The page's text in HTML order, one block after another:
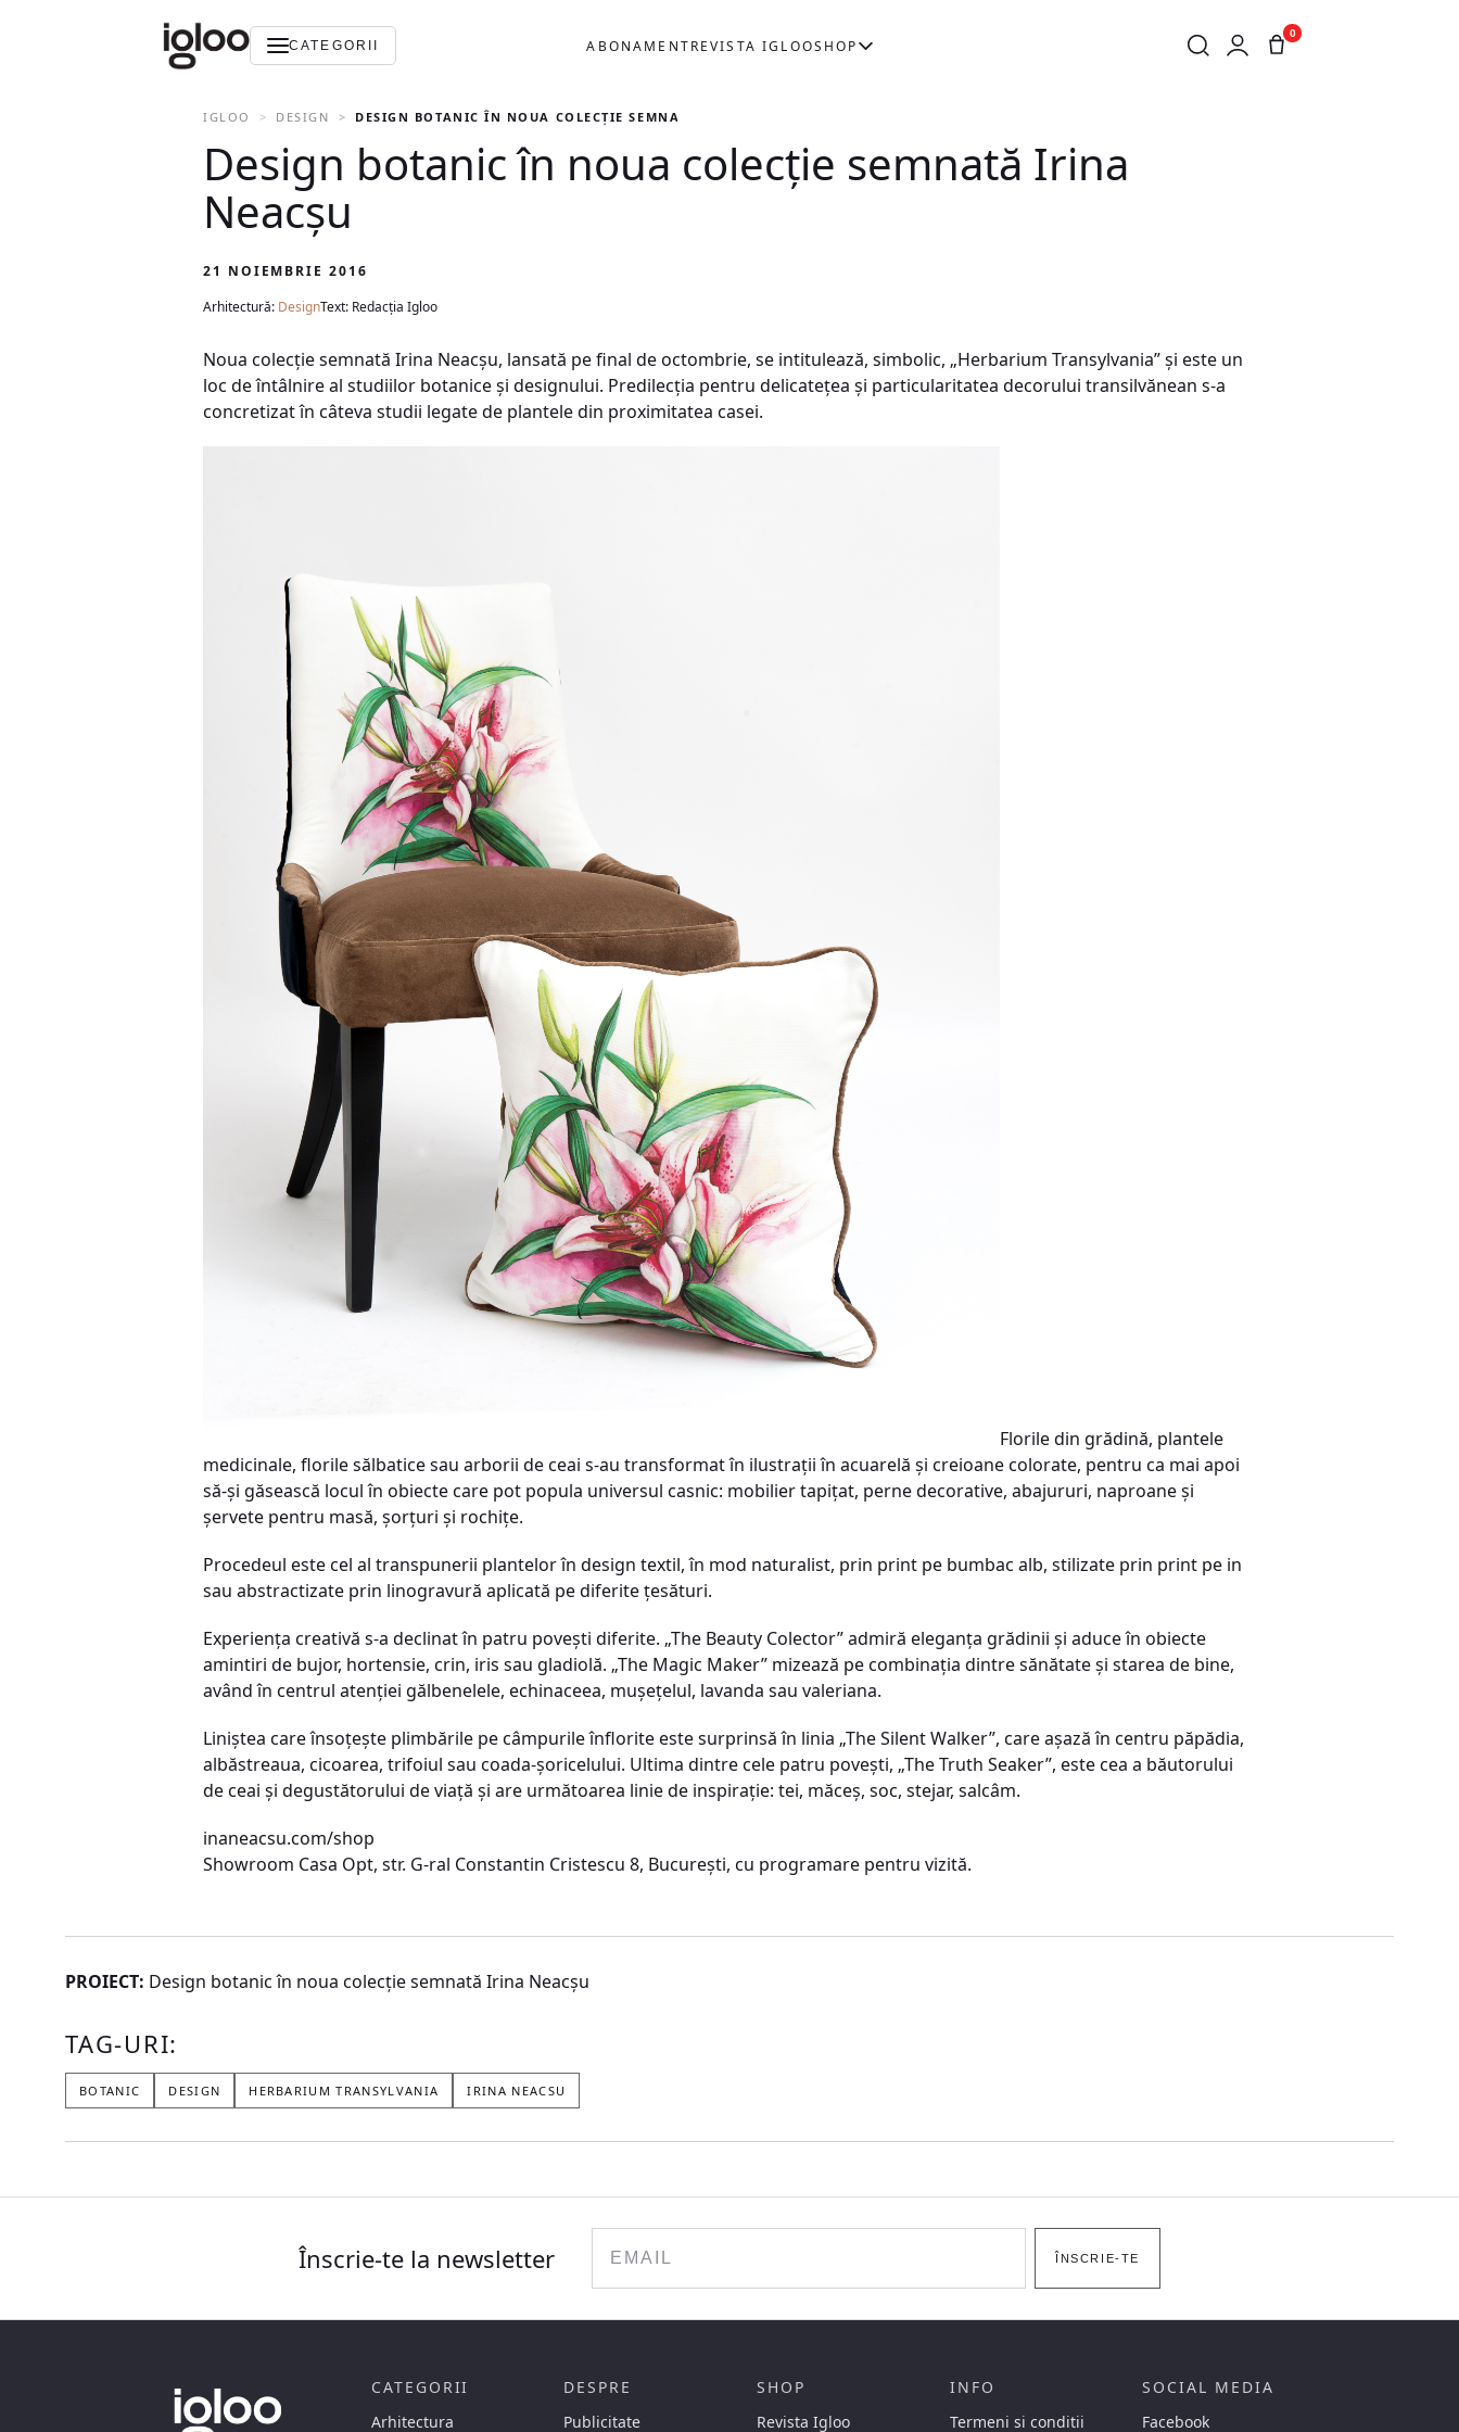
CATEGORII ABONAMENTREVISTA IGLOOSHOP
0
IGLOO DESIGN DESIGN BOTANIC ÎN NOUA COLECŢIE SEMNATĂ IRINA NEACȘU
Design botanic în noua colecţie semnată Irina
Neacșu
21 NOIEMBRIE 2016
Arhitectură: DesignText: Redacția Igloo
Noua colecţie semnată Irina Neacșu, lansată pe final de octombrie, se intitulează, simbolic, „Herbarium Transylvania” și este un
loc de întâlnire al studiilor botanice și designului. Predilecţia pentru delicateţea și particularitatea decorului transilvănean s-a
concretizat în câteva studii legate de plantele din proximitatea casei.
Florile din grădină, plantele
medicinale, florile sălbatice sau arborii de ceai s-au transformat în ilustraţii în acuarelă și creioane colorate, pentru ca mai apoi
să-și găsească locul în obiecte care pot popula universul casnic: mobilier tapiţat, perne decorative, abajururi, naproane și
șervete pentru masă, șorţuri și rochiţe.
Procedeul este cel al transpunerii plantelor în design textil, în mod naturalist, prin print pe bumbac alb, stilizate prin print pe in
sau abstractizate prin linogravură aplicată pe diferite ţesături.
Experienţa creativă s-a declinat în patru povești diferite. „The Beauty Colector” admiră eleganţa grădinii și aduce în obiecte
amintiri de bujor, hortensie, crin, iris sau gladiolă. „The Magic Maker” mizează pe combinaţia dintre sănătate și starea de bine,
având în centrul atenţiei gălbenelele, echinaceea, mușeţelul, lavanda sau valeriana.
Liniștea care însoţește plimbările pe câmpurile înflorite este surprinsă în linia „The Silent Walker”, care așază în centru păpădia,
albăstreaua, cicoarea, trifoiul sau coada-șoricelului. Ultima dintre cele patru povești, „The Truth Seaker”, este cea a băutorului
de ceai și degustătorului de viaţă și are următoarea linie de inspiraţie: tei, măceș, soc, stejar, salcâm.
inaneacsu.com/shop
Showroom Casa Opt, str. G-ral Constantin Cristescu 8, București, cu programare pentru vizită.
PROIECT: Design botanic în noua colecţie semnată Irina Neacșu
TAG-URI:
BOTANIC DESIGN HERBARIUM TRANSYLVANIA IRINA NEACSU
Înscrie-te la newsletter ÎNSCRIE-TE
CATEGORII
Arhitectura
DESPRE
Publicitate
SHOP
Revista Igloo
INFO
Termeni si conditii
SOCIAL MEDIA
Facebook